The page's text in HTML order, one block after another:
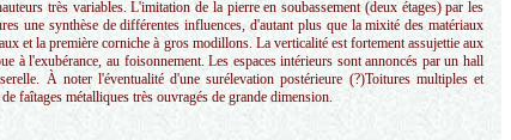
très variables. L'imitation de la pierre en soubassement (deux étages) par les
une synthèse de différentes influences, d'autant plus que la mixité des matériaux
et la première corniche à gros modillons. La verticalité est fortement assujettie aux
à l'exubérance, au foisonnement. Les espaces intérieurs sont annoncés par un hall
À noter l'éventualité d'une surélevation postérieure (?)Toitures multiples et
faîtages métalliques très ouvragés de grande dimension.